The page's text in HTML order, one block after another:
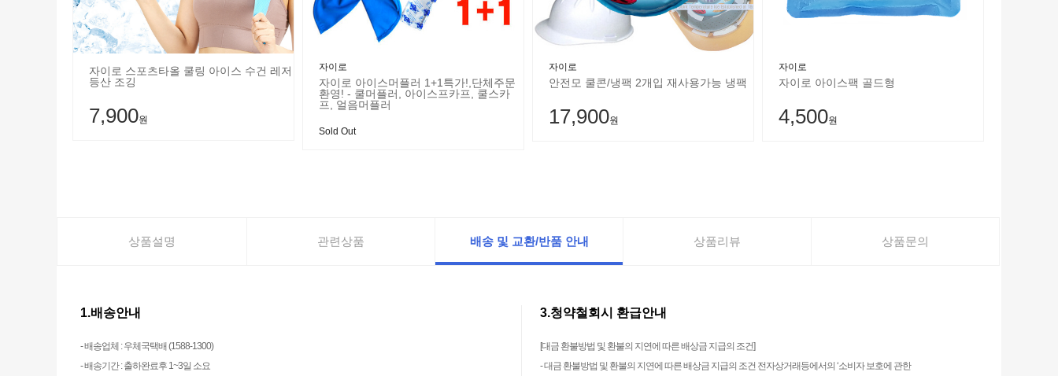
자이로 스포츠타올 쿨링 아이스 수건 레저
등산 조깅
7,900원
자이로
자이로 아이스머플러 1+1특가!,단체주문
환영! - 쿨머플러, 아이스프카프, 쿨스카
프, 얼음머플러
Sold Out
자이로
안전모 쿨콘/냉팩 2개입 재사용가능 냉팩
17,900원
자이로
자이로 아이스팩 골드형
4,500원
상품설명 관련상품 배송 및 교환/반품 안내 상품리뷰 상품문의
1.배송안내
- 배송업체 : 우체국택배 (1588-1300)
- 배송기간 : 출하완료후 1~3일 소요
3.청약철회시 환급안내
[대금 환불방법 및 환불의 지연에 따른 배상금 지급의 조건]
- 대금 환불방법 및 환불의 지연에 따른 배상금 지급의 조건 전자상거래등에서의 ‘소비자 보호에 관한